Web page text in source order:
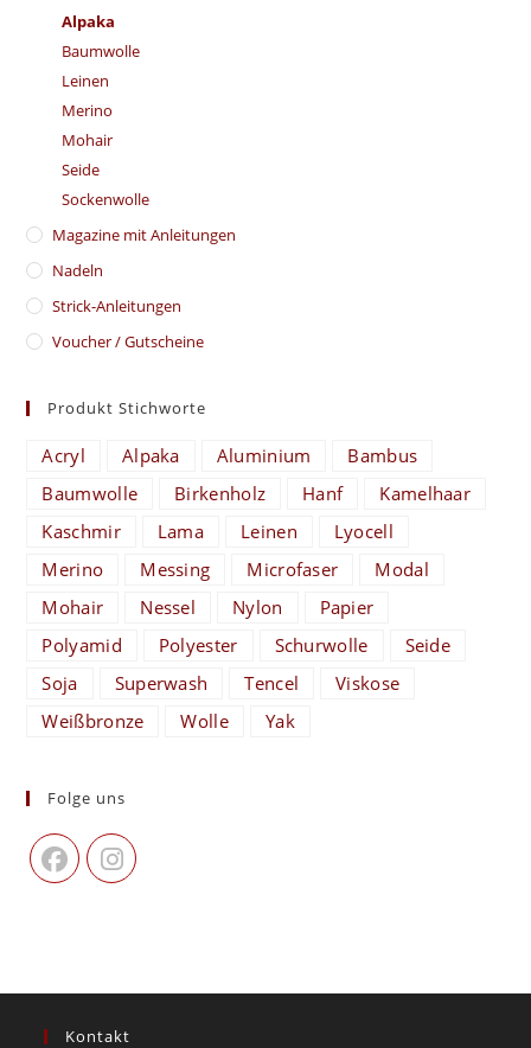
Alpaka
Baumwolle
Leinen
Merino
Mohair
Seide
Sockenwolle
Magazine mit Anleitungen
Nadeln
Strick-Anleitungen
Voucher / Gutscheine
Produkt Stichworte
Acryl Alpaka Aluminium
Bambus
Baumwolle
Birkenholz Hanf
Kamelhaar
Kaschmir
Lama Leinen
Lyocell
Merino
Messing Microfaser
Modal
Mohair
Nessel Nylon
Papier
Polyamid
Polyester Schurwolle
Seide
Soja
Superwash Tencel
Viskose
Weißbronze
Wolle Yak
Folge uns
Kontakt